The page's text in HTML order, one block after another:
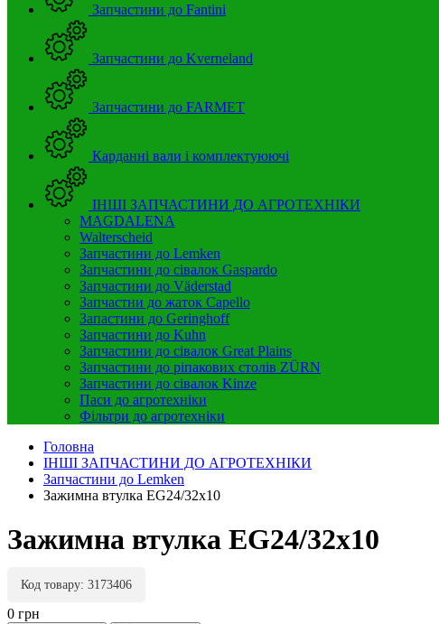
Запчастини до Fantini
Запчастини до Kverneland
Запчастини до FARMET
Карданні вали і комплектуюючі
ІНШІ ЗАПЧАСТИНИ ДО АГРОТЕХНІКИ
MAGDALENA
Walterscheid
Запчастини до Lemken
Запчастини до сівалок Gaspardo
Запчастини до Väderstad
Запчастни до жаток Capello
Запастини до Geringhoff
Запчастини до Kuhn
Запчастини до сівалок Great Plains
Запчастини до ріпакових столів ZÜRN
Запчастини до сівалок Kinze
Паси до агротехніки
Фільтри до агротехніки
Головна
ІНШІ ЗАПЧАСТИНИ ДО АГРОТЕХНІКИ
Запчастини до Lemken
Зажимна втулка EG24/32x10
Зажимна втулка EG24/32x10
Код товару: 3173406
0 грн